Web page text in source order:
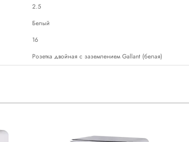
2.5
Белый
16
Розетка двойная с заземлением Gallant (белая)